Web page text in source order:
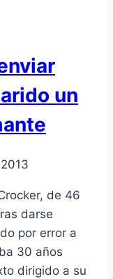
un
de 46
darse
por error a
30 años
dirigido a su